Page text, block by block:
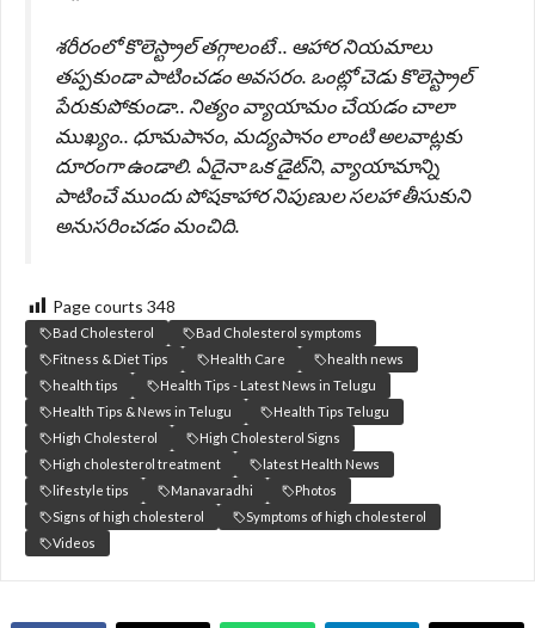
శరీరంలో కొలెస్ట్రాల్ తగ్గాలంటే .. ఆహార నియమాలు
తప్పకుండా పాటించడం అవసరం. ఒంట్లో చెడు కొలెస్ట్రాల్
పేరుకుపోకుండా.. నిత్యం వ్యాయామం చేయడం చాలా
ముఖ్యం.. ధూమపానం, మద్యపానం లాంటి అలవాట్లకు
దూరంగా ఉండాలి. ఏదైనా ఒక డైట్‌ని, వ్యాయామాన్ని
పాటించే ముందు పోషకాహార నిపుణుల సలహా తీసుకుని
అనుసరించడం మంచిది.
Page courts 348
Bad Cholesterol
Bad Cholesterol symptoms
Fitness & Diet Tips
Health Care
health news
health tips
Health Tips - Latest News in Telugu
Health Tips & News in Telugu
Health Tips Telugu
High Cholesterol
High Cholesterol Signs
High cholesterol treatment
latest Health News
lifestyle tips
Manavaradhi
Photos
Signs of high cholesterol
Symptoms of high cholesterol
Videos